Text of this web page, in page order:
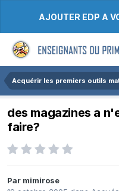
AJOUTER EDP A
Acquérir les premiers outils
des magazines a
faire?
Par mimirose